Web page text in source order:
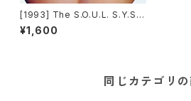
[1993] The S.O.U.L. S.Y.S.
T.E.M. Introducing Michell
e Visage – It's Gonna Be A
¥1,600
同じカテゴリ